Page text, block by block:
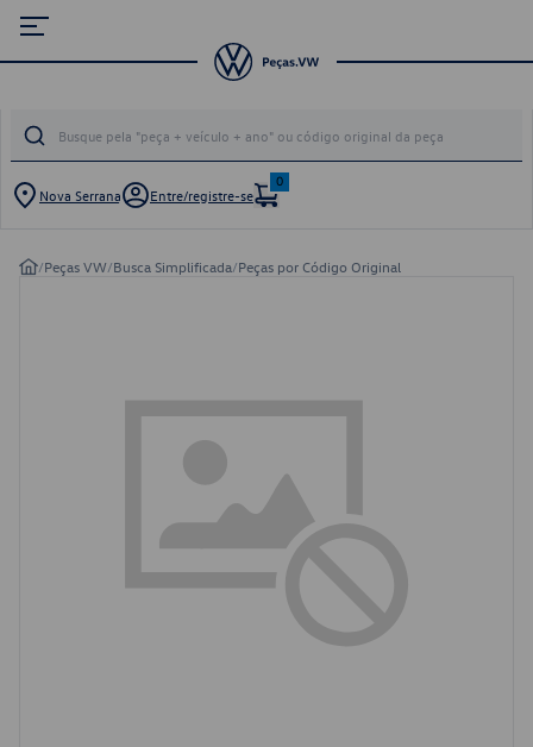
Nova Serrana Entre/registre-se
0
/Peças VW/Busca Simplificada/Peças por Código Original